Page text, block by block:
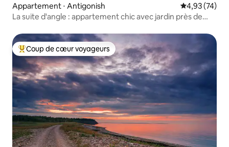
Appartement ⋅ Antigonish Évaluation
4,93 (74)
La suite d'angle : appartement chic avec jardin près de
Coups de cœur voyageurs les plus appréciés
Coup de cœur voyageurs